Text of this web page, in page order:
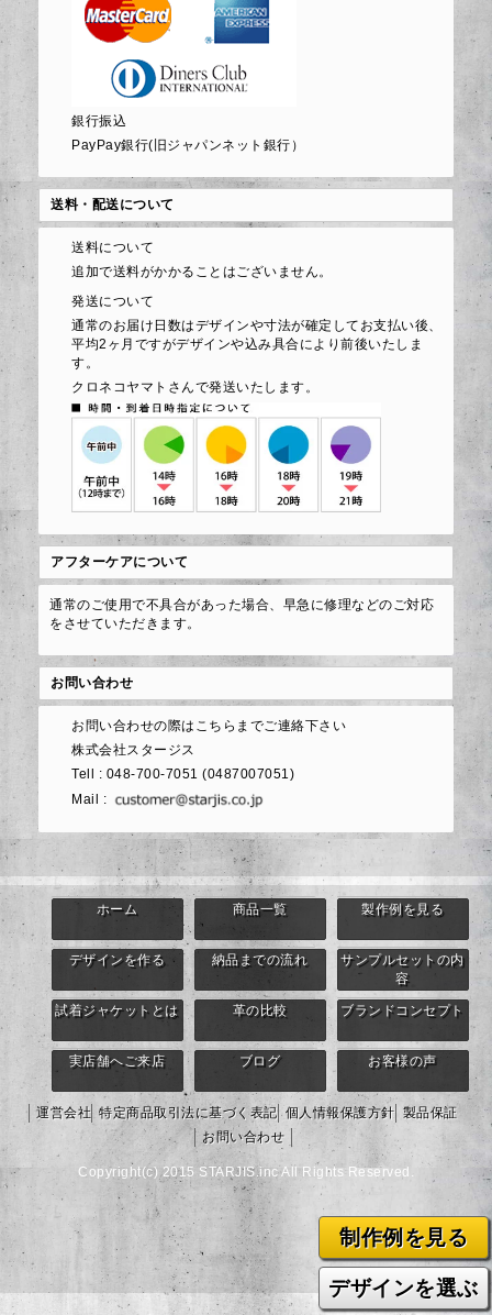
制作例を見る
デザインを選ぶ
銀行振込
PayPay銀行(旧ジャパンネット銀行）
送料・配送について
送料について
追加で送料がかかることはございません。
発送について
通常のお届け日数はデザインや寸法が確定してお支払い後、
平均2ヶ月ですがデザインや込み具合により前後いたしま
す。
クロネコヤマトさんで発送いたします。
アフターケアについて
通常のご使用で不具合があった場合、早急に修理などのご対応
をさせていただきます。
お問い合わせ
お問い合わせの際はこちらまでご連絡下さい
株式会社スタージス
Tell : 048-700-7051 (0487007051)
Mail :
ホーム 商品一覧 製作例を見る
デザインを作る 納品までの流れ
サンプルセットの内
容
試着ジャケットとは 革の比較 ブランドコンセプト
実店舗へご来店 ブログ お客様の声
運営会社 特定商品取引法に基づく表記 個人情報保護方針 製品保証
お問い合わせ
Copyright(c) 2015 STARJIS.inc All Rights Reserved.